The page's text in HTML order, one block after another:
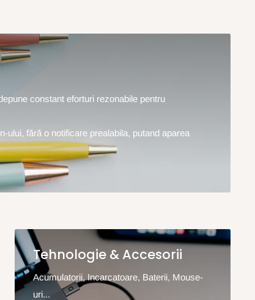
constant eforturi rezonabile pentru
fără o notificare prealabila, putand aparea
Tehnologie & Accesorii
Acumulatorii, Incarcatoare, Baterii, Mouse-
uri...